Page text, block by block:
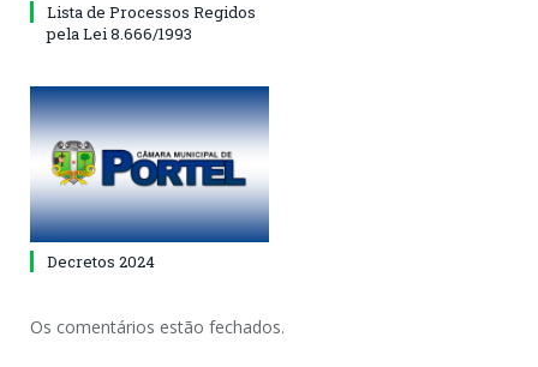
Lista de Processos Regidos
pela Lei 8.666/1993
Decretos 2024
Os comentários estão fechados.